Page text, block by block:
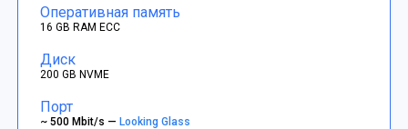
Оперативная память
16 GB RAM ECC
Диск
200 GB NVME
Порт
~ 500 Mbit/s —Looking Glass